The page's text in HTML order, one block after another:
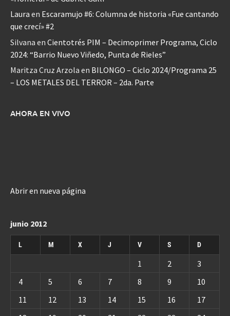
Laura en Escaramujo #6: Columna de historia «Fue cantando
que crecí» #2
Silvana en Cientotrés PIM – Decimoprimer Programa, Ciclo
2024: “Barrio Nuevo Viñedo, Punta de Rieles”
Maritza Cruz Arzola en BILONGO – Ciclo 2024/Programa 25
– LOS METALES DEL TERROR – 2da. Parte
AHORA EN VIVO
Abrir en nueva página
junio 2012
L M X J V S D
1 2
3
4
5 6 7 8 9
10
11
12 13 14 15 16
17